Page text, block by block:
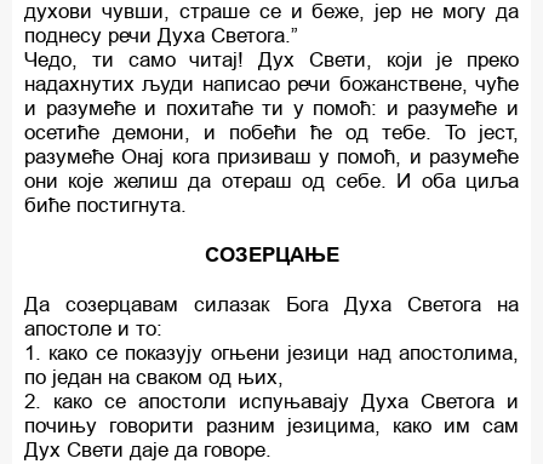
духови чувши, страше се и беже, јер не могу да
поднесу речи Духа Светога.”
Чедо, ти само читај! Дух Свети, који је преко
надахнутих људи написао речи божанствене, чуће
и разумеће и похитаће ти у помоћ: и разумеће и
осетиће демони, и побећи ћe од тебе. To јест,
разумећe Онај кога призиваш у помоћ, и разумеће
они које желиш да отераш од себе. И оба циља
биће постигнута.
СОЗЕРЦАЊЕ
Да созерцавам силазак Бога Духа Светога на
апостоле и то:
1. како се показују огњени језици над апостолима,
по један на сваком од њих,
2. како се апостоли испуњавају Духа Светога и
почињу говорити разним језицима, како им сам
Дух Свети даје да говоре.